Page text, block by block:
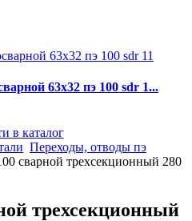
63x32 пэ 100 sdr 1...
в каталог
Переходы, отводы пэ
сварной трехсекционный 280
трехсекционный